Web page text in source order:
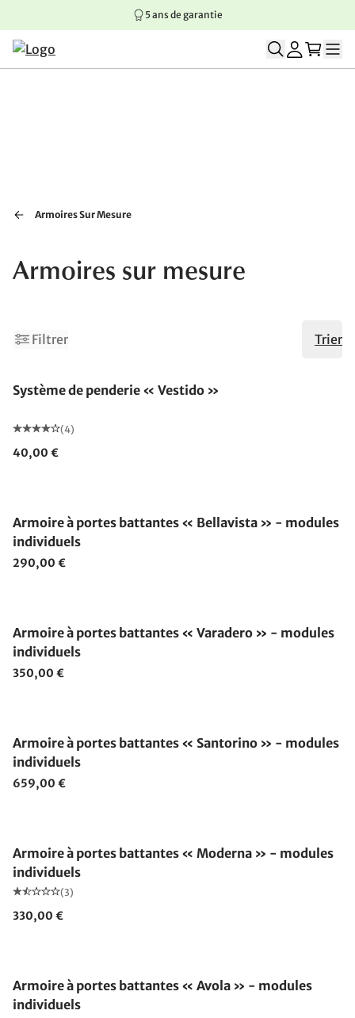
Aller au contenu principal
Aller à la navigation principale
Aller au pied de page
5 ans de garantie
Armoires Sur Mesure
Armoires sur mesure
Filtrer Trier
Système de penderie « Vestido »
(4)
40,00 €
Armoire à portes battantes « Bellavista » - modules
individuels
290,00 €
Armoire à portes battantes « Varadero » - modules
individuels
350,00 €
Armoire à portes battantes « Santorino » - modules
individuels
659,00 €
Armoire à portes battantes « Moderna » - modules
individuels
(3)
330,00 €
Armoire à portes battantes « Avola » - modules
individuels